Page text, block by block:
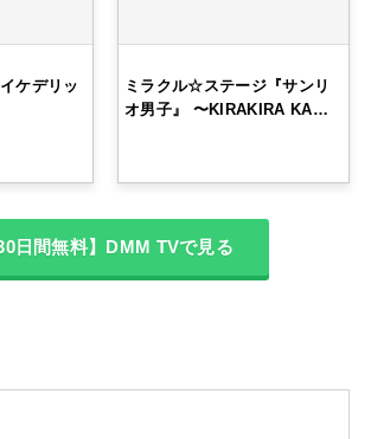
ケデリッ
ミラクル☆ステージ『サンリ
オ男子』 〜KIRAKIRA KA…
30日間無料】DMM TVで見る